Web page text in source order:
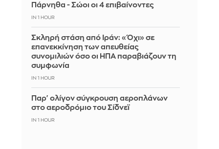
Πάρνηθα - Σώοι οι 4 επιβαίνοντες
IN 1 HOUR
Σκληρή στάση από Ιράν: «Όχι» σε
επανεκκίνηση των απευθείας
συνομιλιών όσο οι ΗΠΑ παραβιάζουν τη
συμφωνία
IN 1 HOUR
Παρ' ολίγον σύγκρουση αεροπλάνων
στο αεροδρόμιο του Σίδνεϊ
IN 1 HOUR